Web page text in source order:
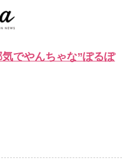
でやんちゃな”ぽるぽ